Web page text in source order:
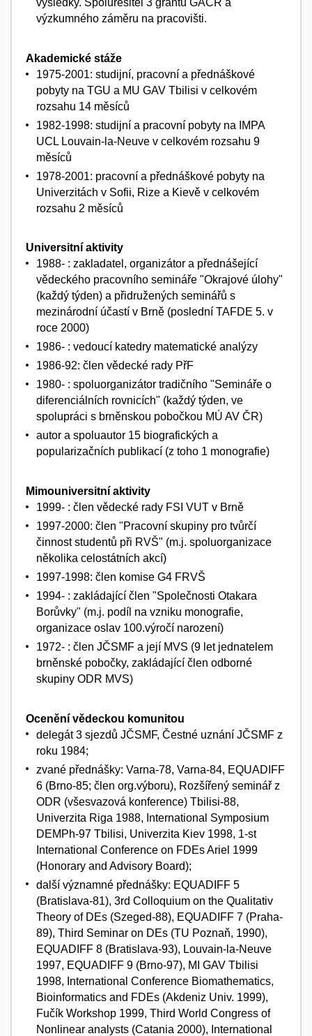
výsledky. Spoluřešitel 3 grantů GAČR a
výzkumného záměru na pracovišti.
Akademické stáže
1975-2001: studijní, pracovní a přednáškové
pobyty na TGU a MU GAV Tbilisi v celkovém
rozsahu 14 měsíců
1982-1998: studijní a pracovní pobyty na IMPA
UCL Louvain-la-Neuve v celkovém rozsahu 9
měsíců
1978-2001: pracovní a přednáškové pobyty na
Univerzitách v Sofii, Rize a Kievě v celkovém
rozsahu 2 měsíců
Universitní aktivity
1988- : zakladatel, organizátor a přednášející
vědeckého pracovního semináře "Okrajové úlohy"
(každý týden) a přidružených seminářů s
mezinárodní účastí v Brně (poslední TAFDE 5. v
roce 2000)
1986- : vedoucí katedry matematické analýzy
1986-92: člen vědecké rady PřF
1980- : spoluorganizátor tradičního "Semináře o
diferenciálních rovnicích" (každý týden, ve
spolupráci s brněnskou pobočkou MÚ AV ČR)
autor a spoluautor 15 biografických a
popularizačních publikací (z toho 1 monografie)
Mimouniversitní aktivity
1999- : člen vědecké rady FSI VUT v Brně
1997-2000: člen "Pracovní skupiny pro tvůrčí
činnost studentů při RVŠ" (m.j. spoluorganizace
několika celostátních akcí)
1997-1998: člen komise G4 FRVŠ
1994- : zakládající člen "Společnosti Otakara
Borůvky" (m.j. podíl na vzniku monografie,
organizace oslav 100.výročí narození)
1972- : člen JČSMF a její MVS (9 let jednatelem
brněnské pobočky, zakládající člen odborné
skupiny ODR MVS)
Ocenění vědeckou komunitou
delegát 3 sjezdů JČSMF, Čestné uznání JČSMF z
roku 1984;
zvané přednášky: Varna-78, Varna-84, EQUADIFF
6 (Brno-85; člen org.výboru), Rozšířený seminář z
ODR (všesvazová konference) Tbilisi-88,
Univerzita Riga 1988, International Symposium
DEMPh-97 Tbilisi, Univerzita Kiev 1998, 1-st
International Conference on FDEs Ariel 1999
(Honorary and Advisory Board);
další významné přednášky: EQUADIFF 5
(Bratislava-81), 3rd Colloquium on the Qualitativ
Theory of DEs (Szeged-88), EQUADIFF 7 (Praha-
89), Third Seminar on DEs (TU Poznaň, 1990),
EQUADIFF 8 (Bratislava-93), Louvain-la-Neuve
1997, EQUADIFF 9 (Brno-97), MI GAV Tbilisi
1998, International Conference Biomathematics,
Bioinformatics and FDEs (Akdeniz Univ. 1999),
Fučík Workshop 1999, Third World Congress of
Nonlinear analysts (Catania 2000), International